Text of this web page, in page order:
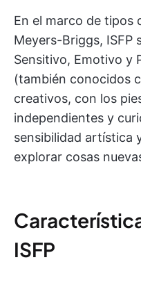
En el marco de tipos
Meyers-Briggs, ISFP
Sensitivo, Emotivo y
(también conocidos
creativos, con los
independientes y
sensibilidad artística
explorar cosas
ISFP